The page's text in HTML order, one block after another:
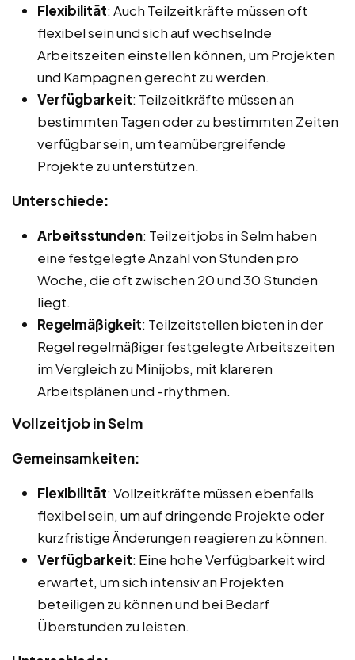
Flexibilität: Auch Teilzeitkräfte müssen oft
flexibel sein und sich auf wechselnde
Arbeitszeiten einstellen können, um Projekten
und Kampagnen gerecht zu werden.
Verfügbarkeit: Teilzeitkräfte müssen an
bestimmten Tagen oder zu bestimmten Zeiten
verfügbar sein, um teamübergreifende
Projekte zu unterstützen.
Unterschiede:
Arbeitsstunden: Teilzeitjobs in Selm haben
eine festgelegte Anzahl von Stunden pro
Woche, die oft zwischen 20 und 30 Stunden
liegt.
Regelmäßigkeit: Teilzeitstellen bieten in der
Regel regelmäßiger festgelegte Arbeitszeiten
im Vergleich zu Minijobs, mit klareren
Arbeitsplänen und -rhythmen.
Vollzeitjob in Selm
Gemeinsamkeiten:
Flexibilität: Vollzeitkräfte müssen ebenfalls
flexibel sein, um auf dringende Projekte oder
kurzfristige Änderungen reagieren zu können.
Verfügbarkeit: Eine hohe Verfügbarkeit wird
erwartet, um sich intensiv an Projekten
beteiligen zu können und bei Bedarf
Überstunden zu leisten.